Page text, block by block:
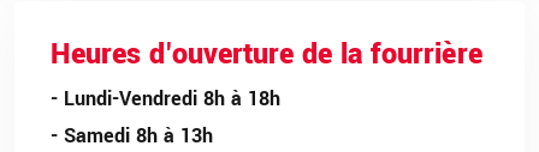
Heures d'ouverture de la fourrière
- Lundi-Vendredi 8h à 18h
- Samedi 8h à 13h